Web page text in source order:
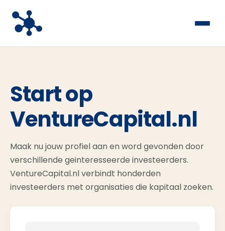
Start op
VentureCapital.nl
Maak nu jouw profiel aan en word gevonden door
verschillende geinteresseerde investeerders.
VentureCapital.nl verbindt honderden
investeerders met organisaties die kapitaal zoeken.